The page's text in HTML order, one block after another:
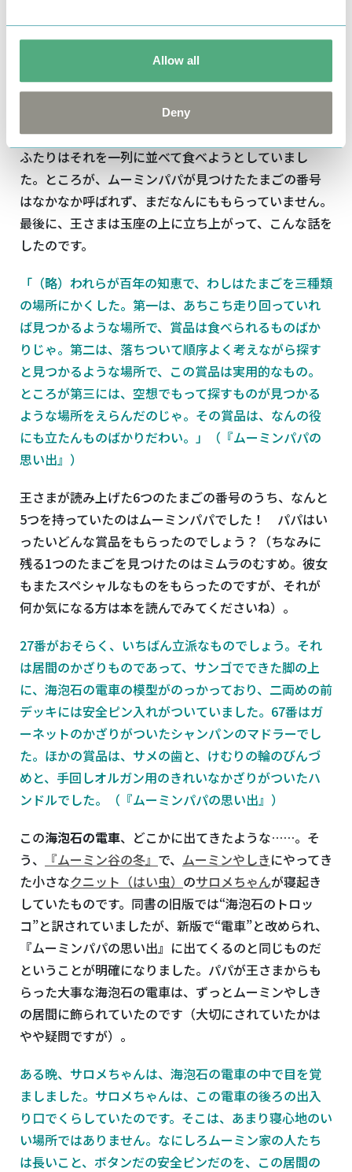
Allow all
Deny
フレドリクソンは前から欲しがっていた回転のこぎり
をはじめ、大工道具などの実用品をどっさりもらいま
した。ヨクサルとロッドユールがもらったのはチョコ
レートやヘムルの形をしたマジパンや綿菓子などで、
ふたりはそれを一列に並べて食べようとしていまし
た。ところが、ムーミンパパが見つけたたまごの番号
はなかなか呼ばれず、まだなんにももらっていません。
最後に、王さまは玉座の上に立ち上がって、こんな話を
したのです。
「（略）われらが百年の知恵で、わしはたまごを三種類
の場所にかくした。第一は、あちこち走り回っていれ
ば見つかるような場所で、賞品は食べられるものばか
りじゃ。第二は、落ちついて順序よく考えながら探す
と見つかるような場所で、この賞品は実用的なもの。
ところが第三には、空想でもって探すものが見つかる
ような場所をえらんだのじゃ。その賞品は、なんの役
にも立たんものばかりだわい。」（『ムーミンパパの
思い出』）
王さまが読み上げた6つのたまごの番号のうち、なんと
5つを持っていたのはムーミンパパでした！ パパはい
ったいどんな賞品をもらったのでしょう？（ちなみに
残る1つのたまごを見つけたのはミムラのむすめ。彼女
もまたスペシャルなものをもらったのですが、それが
何か気になる方は本を読んでみてくださいね）。
27番がおそらく、いちばん立派なものでしょう。それ
は居間のかざりものであって、サンゴでできた脚の上
に、海泡石の電車の模型がのっかっており、二両めの前
デッキには安全ピン入れがついていました。67番はガ
ーネットのかざりがついたシャンパンのマドラーでし
た。ほかの賞品は、サメの歯と、けむりの輪のびんづ
めと、手回しオルガン用のきれいなかざりがついたハ
ンドルでした。（『ムーミンパパの思い出』）
この海泡石の電車、どこかに出てきたような……。そ
う、
『ムーミン谷の冬』 で、 ムーミンやしきにやってき
た小さなクニット（はい虫） のサロメちゃんが寝起き
していたものです。同書の旧版では“海泡石のトロッ
コ”と訳されていましたが、新版で“電車”と改められ、
『ムーミンパパの思い出』に出てくるのと同じものだ
ということが明確になりました。パパが王さまからも
らった大事な海泡石の電車は、ずっとムーミンやしき
の居間に飾られていたのです（大切にされていたかは
やや疑問ですが）。
ある晩、サロメちゃんは、海泡石の電車の中で目を覚
ましました。サロメちゃんは、この電車の後ろの出入
り口でくらしていたのです。そこは、あまり寝心地のい
い場所ではありません。なにしろムーミン家の人たち
は長いこと、ボタンだの安全ピンだのを、この居間の